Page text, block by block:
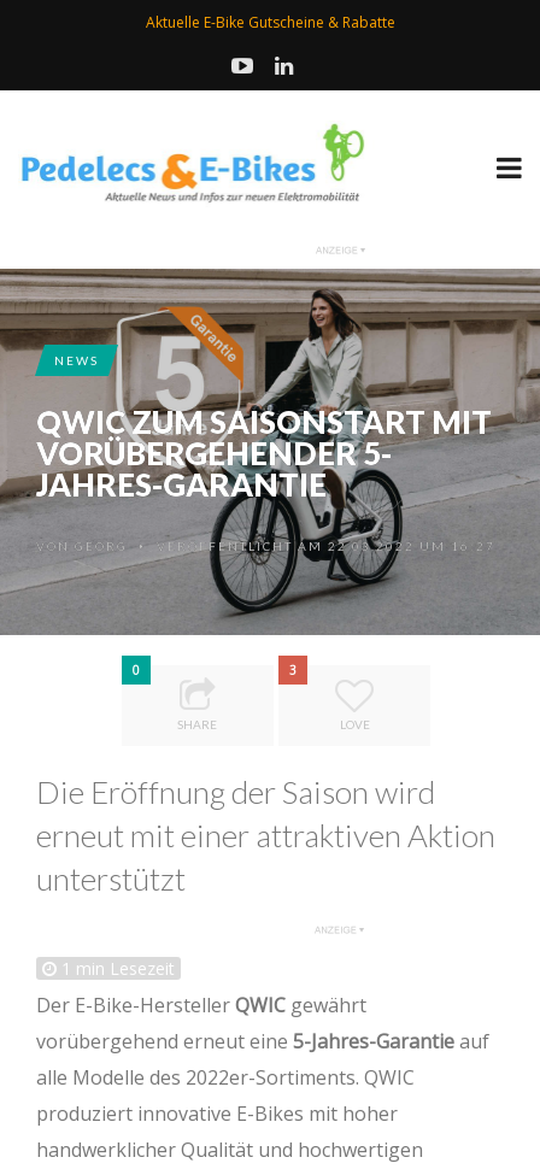
Aktuelle E-Bike Gutscheine & Rabatte
NEWS
QWIC ZUM SAISONSTART MIT
VORÜBERGEHENDER 5-
JAHRES-GARANTIE
VON GEORG • VERÖFFENTLICHT AM 22.03.2022 UM 16:27
0
SHARE
3
LOVE
Die Eröffnung der Saison wird
erneut mit einer attraktiven Aktion
unterstützt
1 min Lesezeit
Der E-Bike-HerstellerQWIC gewährt
vorübergehend erneut eine 5-Jahres-Garantieauf
alle Modelle des 2022er-Sortiments. QWIC
produziert innovative E-Bikes mit hoher
handwerklicher Qualität und hochwertigen